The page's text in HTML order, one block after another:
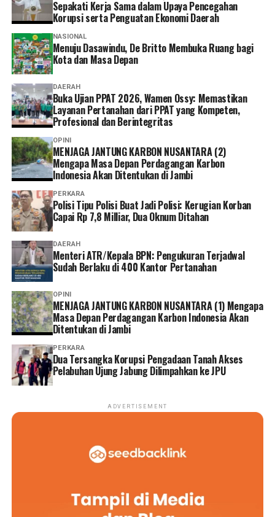
masyarakat sekitar, Fadli mengatakan pembangunan
kawasan budaya membutuhkan waktu dan tidak hanya
berfokus pada infrastruktur.
‎”Ekosistemnya harus dibangun, SDM juga harus
dipersiapkan. Seperti Borobudur, sudah ada kawasan
untuk pasar UMKMnya jadi hidup masyarakat.
Muarojambi juga harus dibangun dengan melibatkan
seluruh pihak, termasuk masyarakat,” ujarnya.
‎Sementara itu, seorang warga Muarojambi menilai
pelibatan masyarakat dalam pengembangan kawasan
masih belum optimal.
‎”Ya, ada yang dianakemaskan, ada yang tidak. Kami juga
kaget tadi tiba-tiba baru ada undangan,” tuturnya.
‎Warga berharap keberadaan Museum Sriwijaya
Dharmakirti dan revitalisasi KCBN Muarojambi benar-
benar memberikan manfaat bagi masyarakat sekitar,
pelaku UMKM, serta komunitas budaya di kawasan
tersebut.
Reporter:Juan Ambarita
Sepakati Kerja Sama dalam Upaya Pencegahan
Korupsi serta Penguatan Ekonomi Daerah
NASIONAL
Menuju Dasawindu, De Britto Membuka Ruang bagi
Kota dan Masa Depan
DAERAH
Buka Ujian PPAT 2026, Wamen Ossy: Memastikan
Layanan Pertanahan dari PPAT yang Kompeten,
Profesional dan Berintegritas
OPINI
MENJAGA JANTUNG KARBON NUSANTARA (2)
Mengapa Masa Depan Perdagangan Karbon
Indonesia Akan Ditentukan di Jambi
PERKARA
Polisi Tipu Polisi Buat Jadi Polisi: Kerugian Korban
Capai Rp 7,8 Milliar, Dua Oknum Ditahan
DAERAH
Menteri ATR/Kepala BPN: Pengukuran Terjadwal
Sudah Berlaku di 400 Kantor Pertanahan
OPINI
MENJAGA JANTUNG KARBON NUSANTARA (1) Mengapa
Masa Depan Perdagangan Karbon Indonesia Akan
Ditentukan di Jambi
PERKARA
Dua Tersangka Korupsi Pengadaan Tanah Akses
Pelabuhan Ujung Jabung Dilimpahkan ke JPU
ADVERTISEMENT